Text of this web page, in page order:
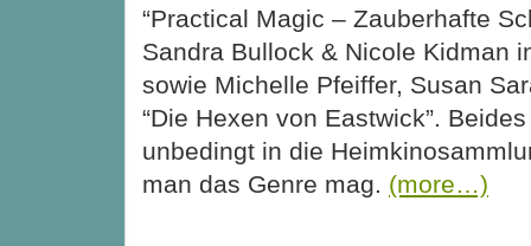
“Practical Magic – Zauberhafte
Sandra Bullock & Nicole Kidman
sowie Michelle Pfeiffer, Susan
“Die Hexen von Eastwick”.
unbedingt in die
man das Genre mag. (more…)